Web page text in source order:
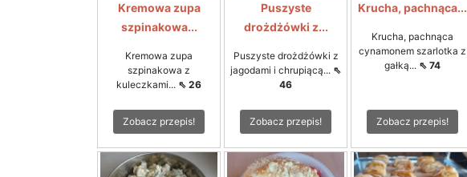
Kremowa zupa
szpinakowa...
Kremowa zupa
szpinakowa z
kuleczkami... ⇖ 26
Zobacz przepis!
Puszyste
drożdżówki z...
Puszyste drożdżówki z
jagodami i chrupiącą... ⇖
46
Zobacz przepis!
Krucha, pachnąca...
Krucha, pachnąca
cynamonem szarlotka z
gałką... ⇖ 74
Zobacz przepis!